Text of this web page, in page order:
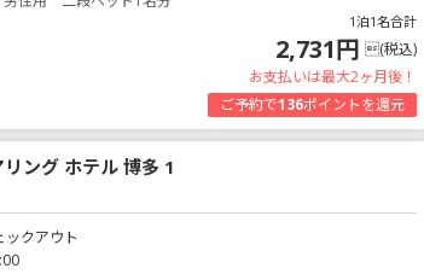
1泊1名合計
2,731円 (税込)
お支払いは最大2ヶ月後！
ご予約で136ポイントを還元
ング ホテル 博多 1
ックアウト